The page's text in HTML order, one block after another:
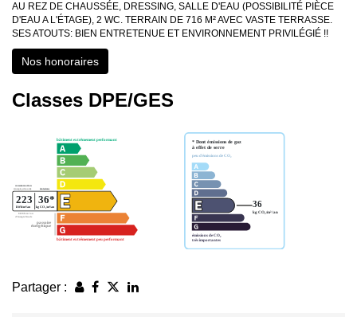
AU REZ DE CHAUSSÉE, DRESSING, SALLE D'EAU (POSSIBILITÉ PIÈCE
D'EAU A L'ÉTAGE), 2 WC. TERRAIN DE 716 M² AVEC VASTE TERRASSE.
SES ATOUTS: BIEN ENTRETENUE ET ENVIRONNEMENT PRIVILÉGIÉ !!
Nos honoraires
Classes DPE/GES
Partager :